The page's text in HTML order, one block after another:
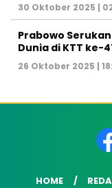
30 Oktober 2025 |
Prabowo
Dunia di KTT ke-
26 Oktober 2025 |
HOME